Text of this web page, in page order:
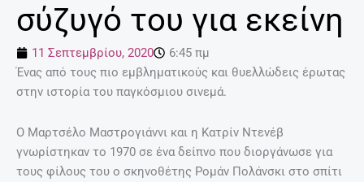
σύζυγό του για εκείνη
11 Σεπτεμβρίου, 2020
6:45 πμ
Ένας από τους πιο εμβληματικούς και θυελλώδεις έρωτας
στην ιστορία του παγκόσμιου σινεμά.
Ο Μαρτσέλο Μαστρογιάννι και η Κατρίν Ντενέβ
γνωρίστηκαν το 1970 σε ένα δείπνο που διοργάνωσε για
τους φίλους του ο σκηνοθέτης Ρομάν Πολάνσκι στο σπίτι